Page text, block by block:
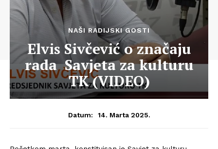
NAŠI RADIJSKI GOSTI
Elvis Sivčević o značaju
rada Savjeta za kulturu
TK (VIDEO)
Datum: 14. Marta 2025.